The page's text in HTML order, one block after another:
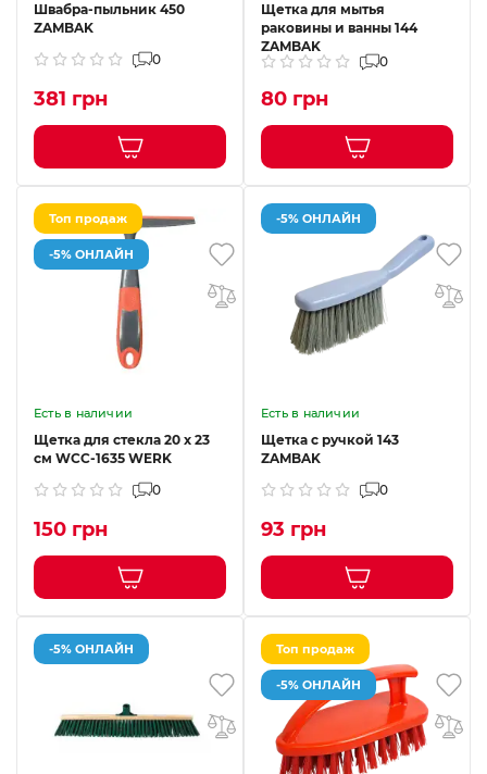
Швабра-пыльник 450
ZAMBAK
0
381 грн
Щетка для мытья
раковины и ванны 144
ZAMBAK
0
80 грн
Топ продаж
-5% ОНЛАЙН
Есть в наличии
Щетка для стекла 20 х 23
см WCC-1635 WERK
0
150 грн
-5% ОНЛАЙН
Есть в наличии
Щетка с ручкой 143
ZAMBAK
0
93 грн
-5% ОНЛАЙН Топ продаж
-5% ОНЛАЙН